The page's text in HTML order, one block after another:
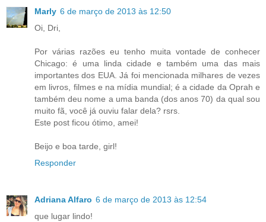
Marly 6 de março de 2013 às 12:50
Oi, Dri,
Por várias razões eu tenho muita vontade de conhecer
Chicago: é uma linda cidade e também uma das mais
importantes dos EUA. Já foi mencionada milhares de vezes
em livros, filmes e na mídia mundial; é a cidade da Oprah e
também deu nome a uma banda (dos anos 70) da qual sou
muito fã, você já ouviu falar dela? rsrs.
Este post ficou ótimo, amei!
Beijo e boa tarde, girl!
Responder
Adriana Alfaro 6 de março de 2013 às 12:54
que lugar lindo!